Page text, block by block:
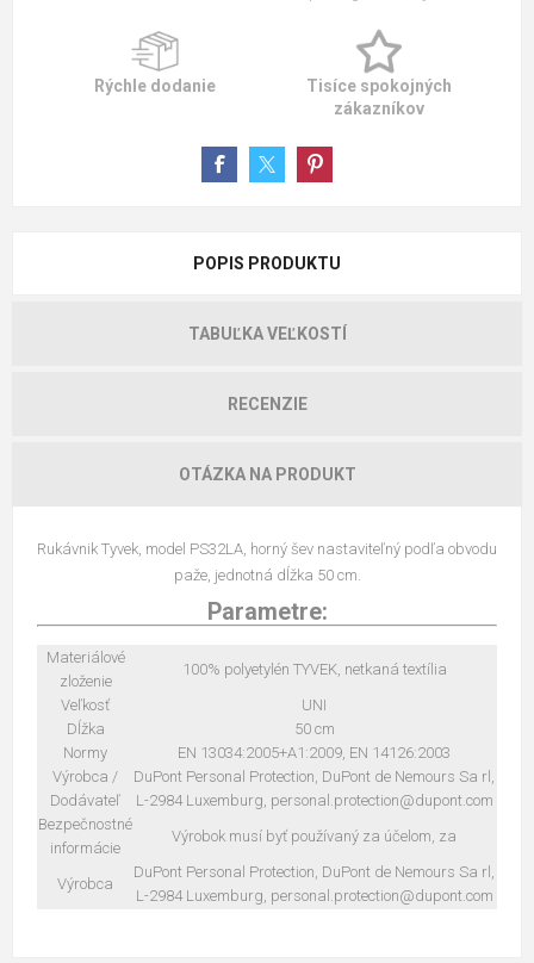
Rýchle dodanie
Tisíce spokojných
zákazníkov
POPIS PRODUKTU
TABUĽKA VEĽKOSTÍ
RECENZIE
OTÁZKA NA PRODUKT
Rukávnik Tyvek, model PS32LA, horný šev nastaviteľný podľa obvodu
paže, jednotná dĺžka 50 cm.
Parametre:
Materiálové
zloženie
100% polyetylén TYVEK, netkaná textília
Veľkosť
UNI
Dĺžka
50 cm
Normy
EN 13034:2005+A1:2009, EN 14126:2003
Výrobca /
Dodávateľ
DuPont Personal Protection, DuPont de Nemours Sa rl,
L-2984 Luxemburg, personal.protection@dupont.com
Bezpečnostné
informácie
Výrobok musí byť používaný za účelom, za
Výrobca
DuPont Personal Protection, DuPont de Nemours Sa rl,
L-2984 Luxemburg, personal.protection@dupont.com